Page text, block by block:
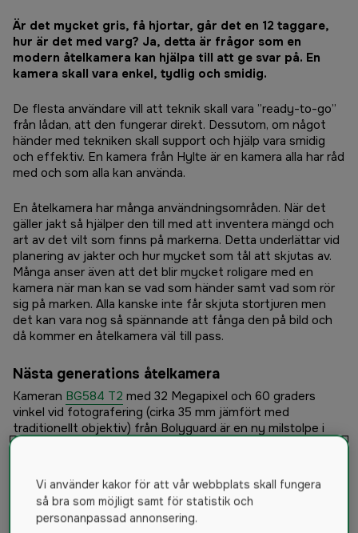
Är det mycket gris, få hjortar, går det en 12 taggare,
hur är det med varg? Ja, detta är frågor som en
modern åtelkamera kan hjälpa till att ge svar på. En
kamera skall vara enkel, tydlig och smidig.
De flesta användare vill att teknik skall vara ”ready-to-go”
från lådan, att den fungerar direkt. Dessutom, om något
händer med tekniken skall support och hjälp vara smidig
och effektiv. En kamera från Hylte är en kamera alla har råd
med och som alla kan använda.
En åtelkamera har många användningsområden. När det
gäller jakt så hjälper den till med att inventera mängd och
art av det vilt som finns på markerna. Detta underlättar vid
planering av jakter och hur mycket som tål att skjutas av.
Många anser även att det blir mycket roligare med en
kamera när man kan se vad som händer samt vad som rör
sig på marken. Alla kanske inte får skjuta stortjuren men
det kan vara nog så spännande att fånga den på bild och
då kommer en åtelkamera väl till pass.
Nästa generations åtelkamera
Kameran BG584 T2 med 32 Megapixel och 60 graders
vinkel vid fotografering (cirka 35 mm jämfört med
traditionellt objektiv) från Bolyguard är en ny milstolpe i
åtelkamerautvecklingen. Den har en tålig (IP66) och snabb
kommunikationen, samt att den levereras med Hyltes egna
molnbaserade system Molnus. Mannen bakom en stor del
av kamerans design, samt utvecklare av molntjänsten
Molnus är Hylte Jakt & Lantmans egne Fredrik Lüdecke.
Vi använder kakor för att vår webbplats skall fungera
så bra som möjligt samt för statistik och
personanpassad annonsering.